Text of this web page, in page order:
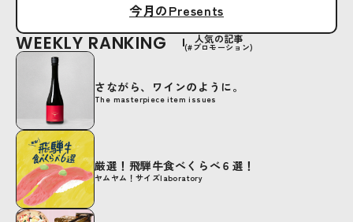
今月のPresents
WEEKLY RANKING 人気の記事
(#プロモーション)
The masterpiece item issues
さながら、ワインのように。
ヤムヤム！サイズlaboratory
厳選！飛騨牛食べくらべ６選！